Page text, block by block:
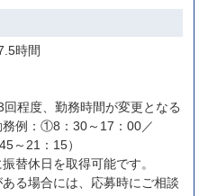
時間
程度、勤務時間が変更となる
例：①8：30～17：00／
～21：15）
替休日を取得可能です。
る場合には、応募時にご相談